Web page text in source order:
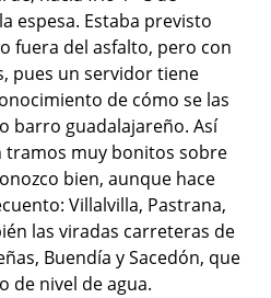
espesa. Estaba previsto
fuera del asfalto, pero con
pues un servidor tiene
de cómo se las
barro guadalajareño. Así
tramos muy bonitos sobre
bien, aunque hace
Villalvilla, Pastrana,
las viradas carreteras de
Buendía y Sacedón, que
de nivel de agua.